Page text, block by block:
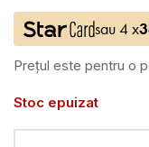
sau 4 x
Prețul este pentru o
Stoc epuizat